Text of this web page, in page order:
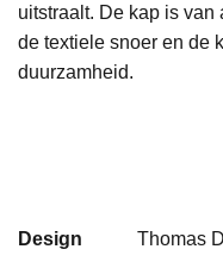
uitstraalt. De kap is
de textiele snoer en de
duurzamheid.
Design Thomas